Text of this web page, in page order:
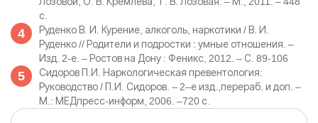
с.
Руденко В. И. Курение, алкоголь, наркотики / В. И.
Руденко // Родители и подростки : умные отношения. –
Изд. 2-е. – Ростов на Дону : Феникс, 2012. – С. 89-106
Сидоров П.И. Наркологическая превентология:
Руководство / П.И. Сидоров. – 2–е изд.,перераб. и доп. –
М.: МЕДпресс-информ, 2006. –720 с.